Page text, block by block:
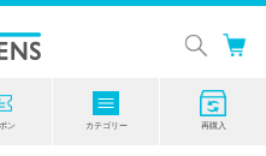
ン カテゴリー 再購入